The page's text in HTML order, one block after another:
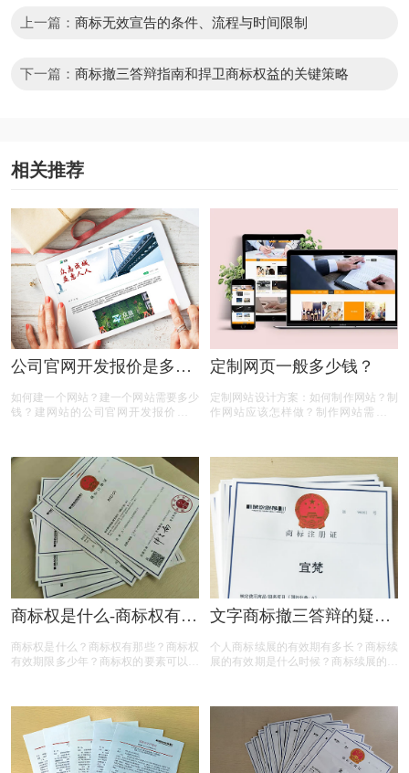
上一篇： 商标无效宣告的条件、流程与时间限制
下一篇： 商标撤三答辩指南和捍卫商标权益的关键策略
相关推荐
公司官网开发报价是多
如何建一个网站？建一个网站需要多少
钱？建网站的公司官网开发报价是多
容，一起来看看
定制网页一般多少钱？
定制网站设计方案：如何制作网站？制
作网站应该怎样做？制作网站需要什
问，那么下面有商标设计注册小文整理
商标权是什么-商标权有哪
商标权是什么？商标权有那些？商标权
有效期限多少年？商标权的要素可以有
望对各位商标注册老板有帮助
文字商标撤三答辩的疑问
个人商标续展的有效期有多长？商标续
展的有效期是什么时候？商标续展的费
么？商标续展的类型有哪些？商标续展
有什么种类？什么情况下需要进行商标
续展？商标续展的目的是什么？